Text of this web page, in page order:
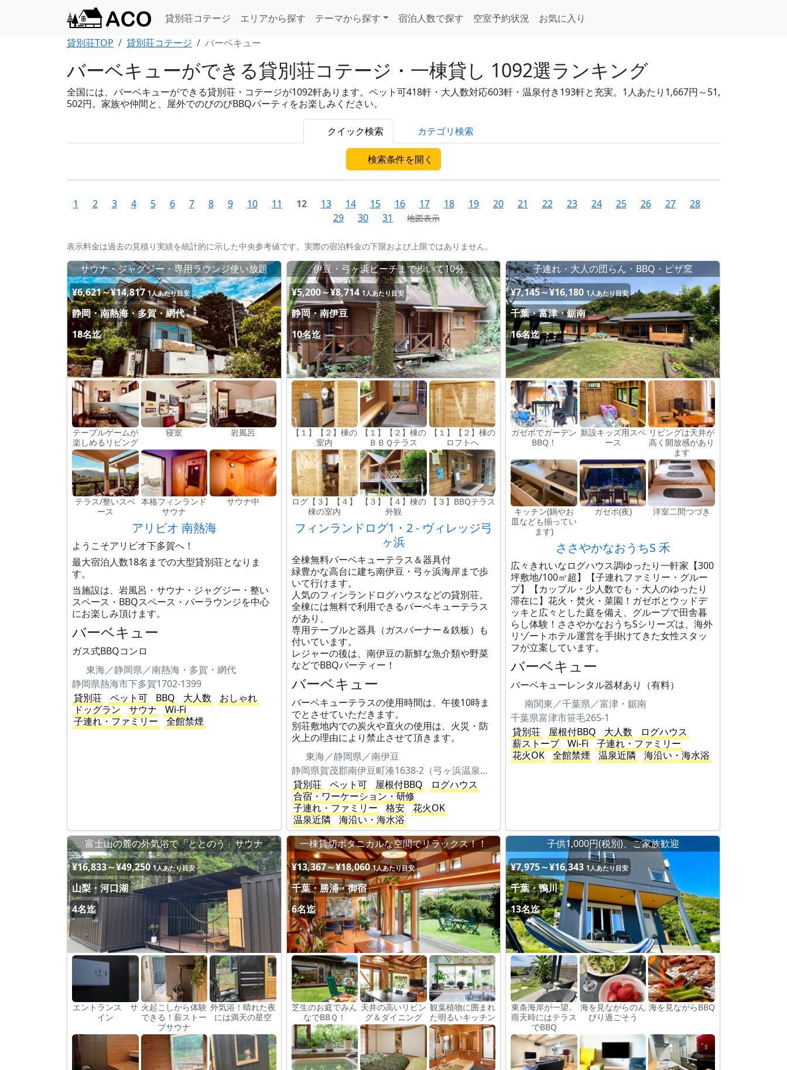
貸別荘コテージ エリアから探す テーマから探す 宿泊人数で探す 空室予約状況
お気に入り
貸別荘TOP
貸別荘コテージ バーベキュー
バーベキューができる貸別荘コテージ・一棟貸し 1092選ランキング
全国には、バーベキューができる貸別荘・コテージが1092軒あります。ペット可418軒・大人数対応603軒・温泉付き193軒と充実。1人あたり1,667円～51,
502円。家族や仲間と、屋外でのびのびBBQパーティをお楽しみください。
クイック検索 カテゴリ検索
検索条件を開く
1 2 3 4 5 6 7 8 9 10 11 12 13 14 15 16 17 18 19 20 21 22 23 24 25 26 27
28
29
30 31 地図表示
表示料金は過去の見積り実績を統計的に示した中央参考値です。実際の宿泊料金の下限および上限ではありません。
サウナ・ジャグジー・専用ラウンジ使い放題
¥6,621～¥14,817 1人あたり目安
静岡・南熱海・多賀・網代
18名迄
テーブルゲームが
楽しめるリビング
寝室 岩風呂
テラス/整いスペ
ース
本格フィンランド
サウナ
サウナ中
アリビオ 南熱海
ようこそアリビオ下多賀へ！
最大宿泊人数18名までの大型貸別荘となりま
す。
当施設は、岩風呂・サウナ・ジャグジー・整い
スペース・BBQスペース・バーラウンジを中心
にお楽しみ頂けます。
バーベキュー
ガス式BBQコンロ
東海／静岡県／南熱海・多賀・網代
静岡県熱海市下多賀1702-1399
貸別荘
ペット可 BBQ 大人数
おしゃれ
ドッグラン
サウナ
Wi-Fi
子連れ・ファミリー
全館禁煙
伊豆・弓ヶ浜ビーチまで歩いて10分。
¥5,200～¥8,714 1人あたり目安
静岡・南伊豆
10名迄
【１】【２】棟の
室内
【１】【２】棟の
ＢＢＱテラス
【１】【２】棟の
ロフトへ
ログ【３】【４】
棟の室内
【３】【４】棟の
外観
【３】BBQテラス
フィンランドログ1・2 - ヴィレッジ弓
ヶ浜
全棟無料バーベキューテラス＆器具付
緑豊かな高台に建ち南伊豆・弓ヶ浜海岸まで歩
いて行けます。
人気のフィンランドログハウスなどの貸別荘。
全棟には無料で利用できるバーベキューテラス
があり、
専用テーブルと器具（ガスバーナー＆鉄板）も
付いています。
レジャーの後は、南伊豆の新鮮な魚介類や野菜
などでBBQパーティー！
バーベキュー
バーベキューテラスの使用時間は、午後10時ま
でとさせていただきます。
別荘敷地内での炭火や直火の使用は、火災・防
火上の理由により禁止させて頂きます。
東海／静岡県／南伊豆
静岡県賀茂郡南伊豆町湊1638-2（弓ヶ浜温泉別荘地内）
貸別荘
ペット可 屋根付BBQ
ログハウス
合宿・ワーケーション・研修
子連れ・ファミリー
格安
花火OK
温泉近隣
海沿い・海水浴
子連れ・大人の団らん・BBQ・ピザ窯
¥7,145～¥16,180 1人あたり目安
千葉・富津・鋸南
16名迄
ガゼボでガーデン
BBQ！
新設キッズ用スペ
ース
リビングは天井が
高く開放感があり
ます
キッチン(鍋やお
皿なども揃ってい
ます)
ガゼボ(夜) 洋室二間つづき
ささやかなおうちS 禾
広々きれいなログハウス調ゆったり一軒家【300
坪敷地/100㎡超】【子連れファミリー・グルー
プ】【カップル・少人数でも・大人のゆったり
滞在に】花火・焚火・菜園！ガゼボとウッドデ
ッキと広々とした庭を備え、グループで田舎暮
らし体験！ささやかなおうちSシリーズは、海外
リゾートホテル運営を手掛けてきた女性スタッ
フが立案しています。
バーベキュー
バーベキューレンタル器材あり（有料）
南関東／千葉県／富津・鋸南
千葉県富津市笹毛265-1
貸別荘
屋根付BBQ 大人数
ログハウス
薪ストーブ
Wi-Fi
子連れ・ファミリー
花火OK
全館禁煙 温泉近隣 海沿い・海水浴
富士山の麓の外気浴で「ととのう」サウナ
¥16,833～¥49,250 1人あたり目安
山梨・河口湖
4名迄
エントランス サ
イン
火起こしから体験
できる！薪ストー
ブサウナ
外気浴！晴れた夜
には満天の星空
一棟貸切ボタニカルな空間でリラックス！！
¥13,367～¥18,060 1人あたり目安
千葉・勝浦・御宿
6名迄
芝生のお庭でみん
なでBBＱ！
天井の高いリビン
グ＆ダイニング
観葉植物に囲まれ
た明るいキッチン
子供1,000円(税別)、ご家族歓迎
¥7,975～¥16,343 1人あたり目安
千葉・鴨川
13名迄
東条海岸が一望。
雨天時にはテラス
でBBQ
海を見ながらのん
びり過ごそう
海を見ながらBBQ